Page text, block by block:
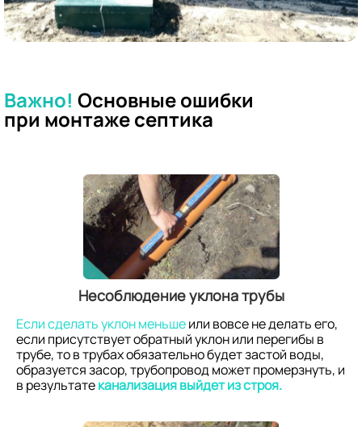
Важно! Основные ошибки
при монтаже септика
Несоблюдение уклона трубы
Если сделать уклон меньшеили вовсе не делать его,
если присутствует обратный уклон или перегибы в
трубе, то в трубах обязательно будет застой воды,
образуется засор, трубопровод может промерзнуть, и
в результатеканализация выйдет из строя.